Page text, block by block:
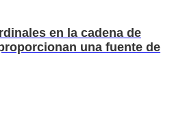
en la cadena de
una fuente de